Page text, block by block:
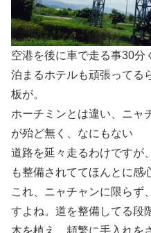
空港を後に車で走る事30分
泊まるホテルも頑張ってる
板が。
ホーチミンとは違い、ニャ
が殆ど無く、なにもない
道路を延々走るわけですが
も整備されててほんとに感
これ、ニャチャンに限らず
すよね。道を整備してる段